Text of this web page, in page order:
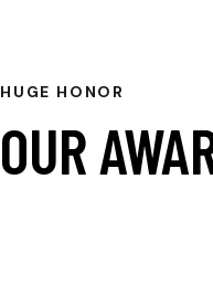
HUGE HONOR
OUR